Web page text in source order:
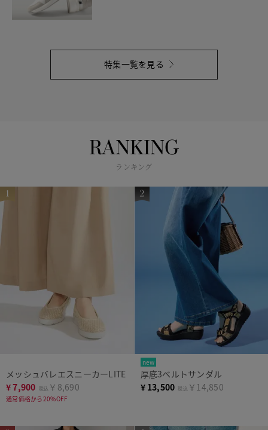
特集一覧を見る
RANKING
ランキング
メッシュバレエスニーカーLITE
¥7,900 税込 ￥8,690
通常価格から20%OFF
new
厚底3ベルトサンダル
¥ 13,500 税込 ￥14,850